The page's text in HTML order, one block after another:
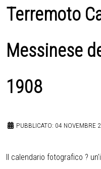
Terremoto
Messinese
1908
PUBBLICATO: 04 NOVEMBRE
Il calendario fotografico ?